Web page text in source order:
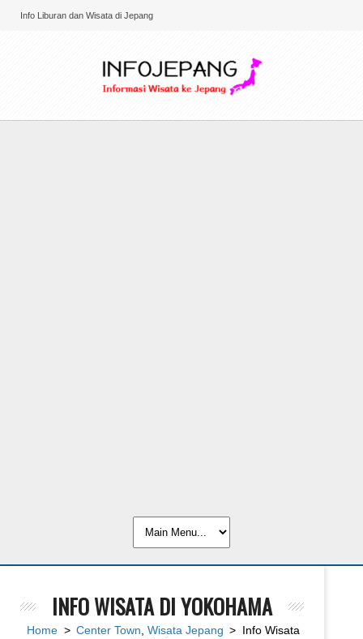
Info Liburan dan Wisata di Jepang
INFO WISATA DI YOKOHAMA
Home > Center Town Wisata Jepang > Info Wisata